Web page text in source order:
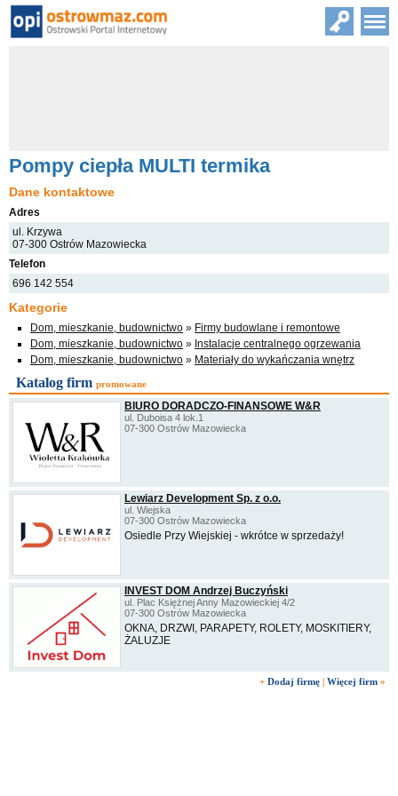
Pompy ciepła MULTI termika
Dane kontaktowe
Adres
ul. Krzywa
07-300 Ostrów Mazowiecka
Telefon
696 142 554
Kategorie
Dom, mieszkanie, budownictwo » Firmy budowlane i remontowe
Dom, mieszkanie, budownictwo » Instalacje centralnego ogrzewania
Dom, mieszkanie, budownictwo » Materiały do wykańczania wnętrz
Katalog firm promowane
BIURO DORADCZO-FINANSOWE W&R
ul. Duboisa 4 lok.1
07-300 Ostrów Mazowiecka
Lewiarz Development Sp. z o.o.
ul. Wiejska
07-300 Ostrów Mazowiecka
Osiedle Przy Wiejskiej - wkrótce w sprzedaży!
INVEST DOM Andrzej Buczyński
ul. Plac Księżnej Anny Mazowieckiej 4/2
07-300 Ostrów Mazowiecka
OKNA, DRZWI, PARAPETY, ROLETY, MOSKITIERY,
ŻALUZJE
+ Dodaj firmę | Więcej firm »